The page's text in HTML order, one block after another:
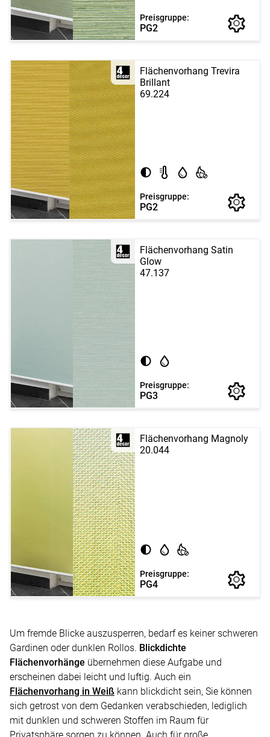
Preisgruppe:
PG2
Flächenvorhang Trevira
Brillant
69.224
Preisgruppe:
PG2
Flächenvorhang Satin
Glow
47.137
Preisgruppe:
PG3
Flächenvorhang Magnoly
20.044
Preisgruppe:
PG4
Um fremde Blicke auszusperren, bedarf es keiner schweren
Gardinen oder dunklen Rollos. Blickdichte
Flächenvorhänge übernehmen diese Aufgabe und
erscheinen dabei leicht und luftig. Auch ein
Flächenvorhang in Weiß kann blickdicht sein, Sie können
sich getrost von dem Gedanken verabschieden, lediglich
mit dunklen und schweren Stoffen im Raum für